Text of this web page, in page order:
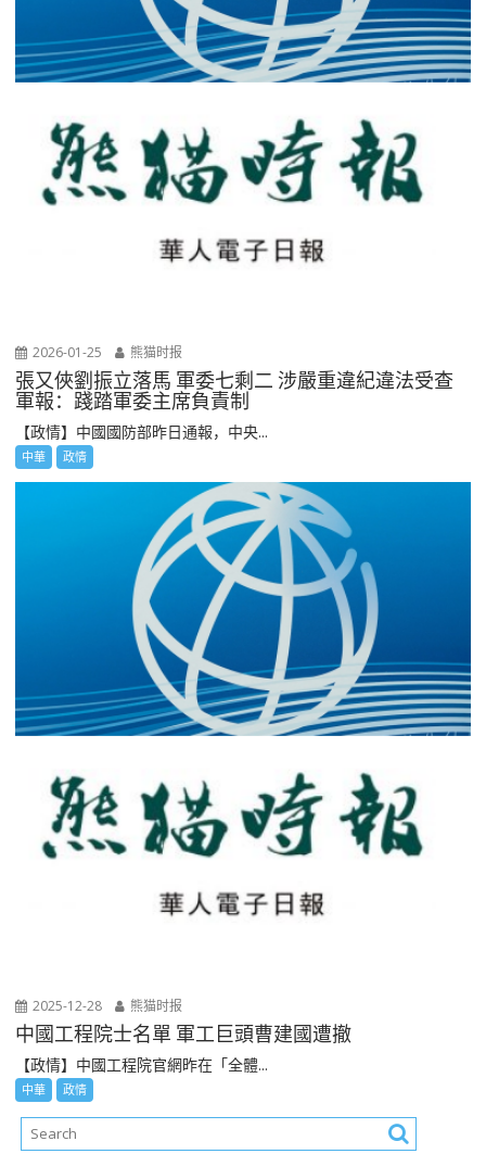
2026-01-25 熊猫时报
張又俠劉振立落馬 軍委七剩二 涉嚴重違紀違法受查
軍報：踐踏軍委主席負責制
【政情】中國國防部昨日通報，中央...
中華 政情
2025-12-28 熊猫时报
中國工程院士名單 軍工巨頭曹建國遭撤
【政情】中國工程院官網昨在「全體...
中華 政情